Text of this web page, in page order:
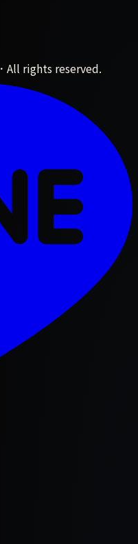
．All rights reserved.